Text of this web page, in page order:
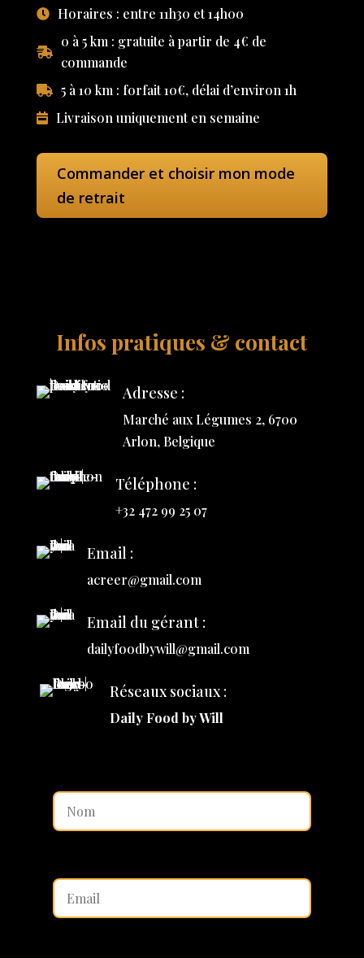
Horaires : entre 11h30 et 14h00
0 à 5 km : gratuite à partir de 4€ de
commande
5 à 10 km : forfait 10€, délai d’environ 1h
Livraison uniquement en semaine
Commander et choisir mon mode
de retrait
Infos pratiques & contact
Adresse :
Marché aux Légumes 2, 6700
Arlon, Belgique
Téléphone :
+32 472 99 25 07
Email :
acreer@gmail.com
Email du gérant :
dailyfoodbywill@gmail.com
Réseaux sociaux :
Daily Food by Will